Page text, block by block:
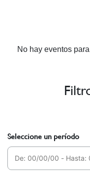
No hay eventos
Seleccione un período